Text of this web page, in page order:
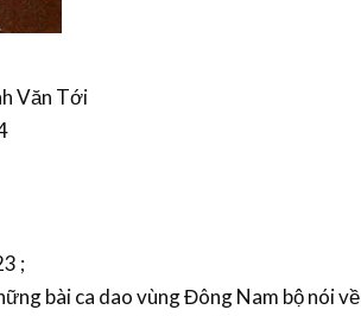
Văn Tới
;
bài ca dao vùng Đông Nam bộ nói về